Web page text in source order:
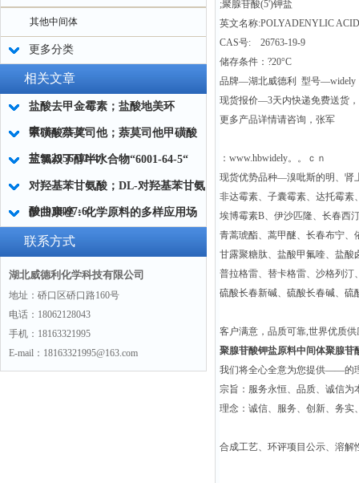
其他中间体
更多分类
相关文章
盐酸去甲金霉素；盐酸地美环
素“64-73-3“
甲磺酸萘莫司他；萘莫司他甲磺酸
盐“82956-11-4“
三氯叔丁醇半水合物“6001-64-5“
对羟基苯甘氨酸；DL-对羟基苯甘氨
酸“938-97-6“
伊曲康唑：化学原料的多样应用场
景
联系方式
湖北威德利化学科技有限公司
地址：硚口区硚口路160号
电话：18062128043
手机：18163321995
E-mail：18163321995@163.com
;聚腺苷酸(5')钾盐
英文名称:POLYADENYLIC
CAS号: 26763-19-9
储存条件：?20°C
品牌—湖北威德利 型号—widely
现货报价—3天内快递免费送货
更多产品详情请咨询，张军
：www.hbwidely。。ｃｎ
现货优势品种—溴吡斯的明、肾
非达霉素、子囊霉素、达托霉素
埃博霉素B、伊沙匹隆、长春西
青蒿琥酯、蒿甲醚、长春布宁
甘露聚糖肽、盐酸甲氟喹、盐酸
普拉格雷、替卡格雷、沙格列汀
硫酸长春新碱、硫酸长春碱、硫
客户满意，品质可靠,世界优质
聚腺苷酸钾盐原料中间体聚腺苷
我们将全心全意为您提供——的
宗旨：服务永恒、品质、诚信
理念：诚信、服务、创新、务实
合成工艺、环评项目公示、溶解